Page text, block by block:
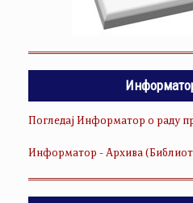
Погледај Информатор о раду
Информатор - Архива